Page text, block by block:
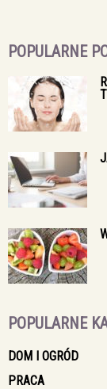
POPULARNE
POPULARNE
DOM I OGRÓD
PRACA